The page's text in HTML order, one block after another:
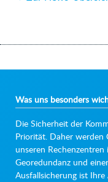
Was uns besonders
Die Sicherheit der
Priorität. Daher werden
unseren
Georedundanz und
Ausfallsicherung ist Ihre